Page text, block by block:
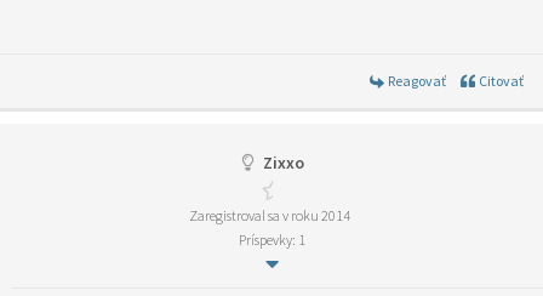
Reagovať Citovať
Zixxo
Zaregistroval sa v roku 2014
Príspevky: 1